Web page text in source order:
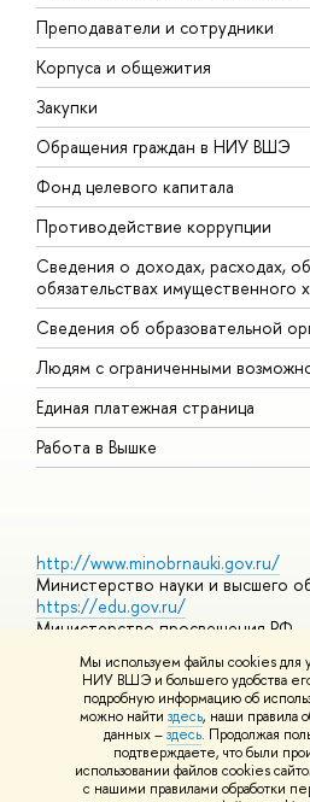
Мы используем файлы cookies для
НИУ ВШЭ и большего удобства
подробную информацию об
можно найти здесь, наши правила
данных –здесь. Продолжая
подтверждаете, что были
использовании файлов cookies
с нашими правилами обработки
Преподаватели и сотрудники
Корпуса и общежития
Закупки
Обращения граждан в НИУ ВШЭ
Фонд целевого капитала
Противодействие коррупции
Сведения о доходах, расходах,
обязательствах имущественного
Сведения об образовательной
Людям с ограниченными
Единая платежная страница
Работа в Вышке
http://www.minobrnauki.gov.ru/
Министерство науки и высшего
https://edu.gov.ru/
Министерство просвещения РФ
Массовые открытые онлайн-
© НИУ ВШЭ 1993–2026 Адреса и
использования материалов Политика